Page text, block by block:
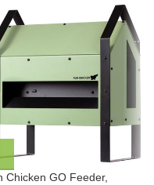
Chicken GO Feeder,